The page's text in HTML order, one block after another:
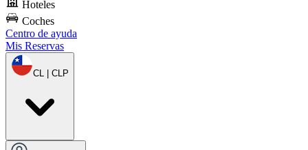
Hoteles
Coches
Centro de ayuda
Mis Reservas
CL | CLP